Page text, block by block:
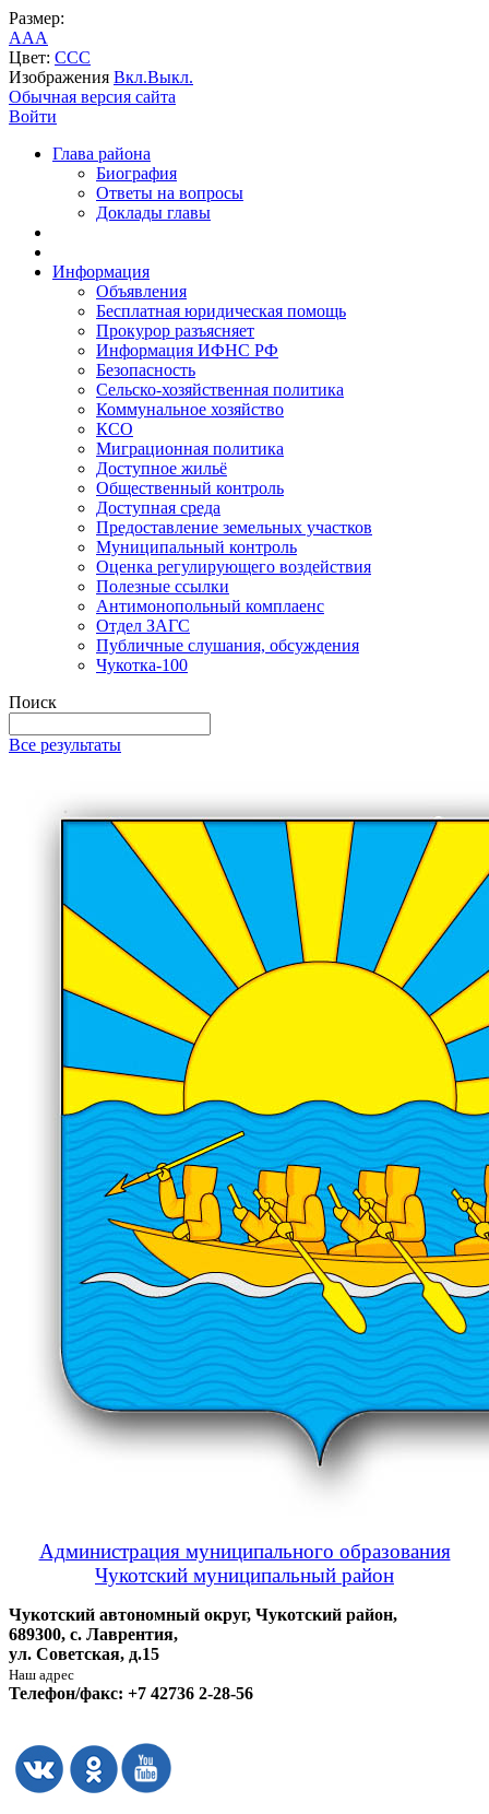
Размер:
AAA
Цвет: CCC
Изображения Вкл.Выкл.
Обычная версия сайта
Войти
Глава района
Биография
Ответы на вопросы
Доклады главы
Информация
Объявления
Бесплатная юридическая помощь
Прокурор разъясняет
Информация ИФНС РФ
Безопасность
Сельско-хозяйственная политика
Коммунальное хозяйство
КСО
Миграционная политика
Доступное жильё
Общественный контроль
Доступная среда
Предоставление земельных участков
Муниципальный контроль
Оценка регулирующего воздействия
Полезные ссылки
Антимонопольный комплаенс
Отдел ЗАГС
Публичные слушания, обсуждения
Чукотка-100
Поиск
Все результаты
Администрация муниципального образования
Чукотский муниципальный район
Чукотский автономный округ, Чукотский район,
689300, с. Лаврентия,
ул. Советская, д.15
Наш адрес
Телефон/факс: +7 42736 2-28-56